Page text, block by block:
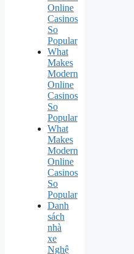
Online
Casinos
So
Popular
What
Makes
Modern
Online
Casinos
So
Popular
What
Makes
Modern
Online
Casinos
So
Popular
Danh
sách
nhà
xe
Nghệ